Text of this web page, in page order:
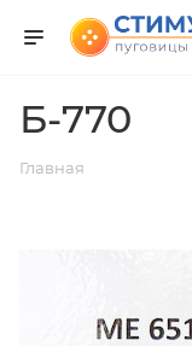
Б-770
Главная